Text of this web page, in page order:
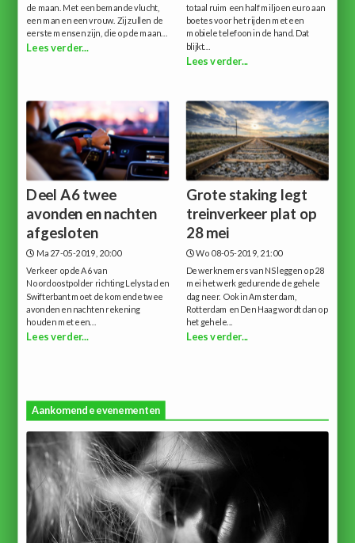
de maan. Met een bemande vlucht,
een man en een vrouw. Zij zullen de
eerste mensen zijn, die op de maan...
Lees verder...
totaal ruim een half miljoen euro aan
boetes voor het rijden met een
mobiele telefoon in de hand. Dat
blijkt...
Lees verder...
Deel A6 twee
avonden en nachten
afgesloten
Ma 27-05-2019, 20:00
Verkeer op de A6 van
Noordoostpolder richting Lelystad en
Swifterbant moet de komende twee
avonden en nachten rekening
houden met een...
Lees verder...
Grote staking legt
treinverkeer plat op
28 mei
Wo 08-05-2019, 21:00
De werknemers van NS leggen op 28
mei het werk gedurende de gehele
dag neer. Ook in Amsterdam,
Rotterdam en Den Haag wordt dan op
het gehele...
Lees verder...
Aankomende evenementen